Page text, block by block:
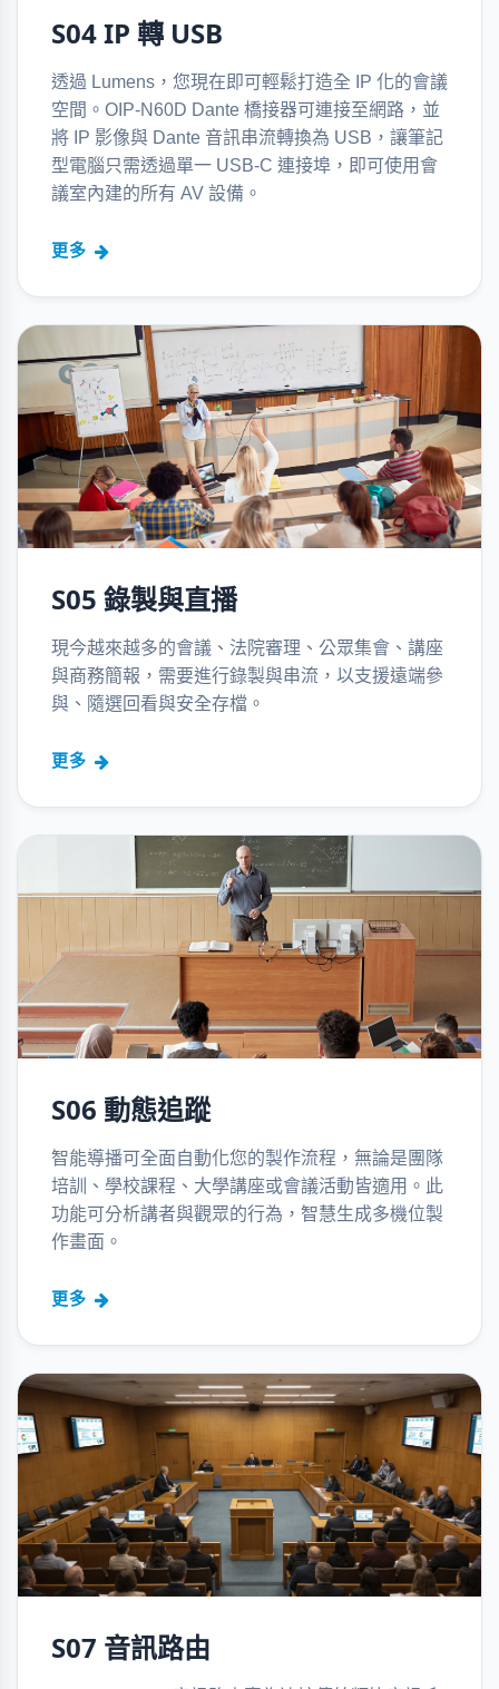
S04 IP 轉 USB
透過 Lumens，您現在即可輕鬆打造全 IP 化的會議
空間。OIP-N60D Dante 橋接器可連接至網路，並
將 IP 影像與 Dante 音訊串流轉換為 USB，讓筆記
型電腦只需透過單一 USB-C 連接埠，即可使用會
議室內建的所有 AV 設備。
更多
S05 錄製與直播
現今越來越多的會議、法院審理、公眾集會、講座
與商務簡報，需要進行錄製與串流，以支援遠端參
與、隨選回看與安全存檔。
更多
S06 動態追蹤
智能導播可全面自動化您的製作流程，無論是團隊
培訓、學校課程、大學講座或會議活動皆適用。此
功能可分析講者與觀眾的行為，智慧生成多機位製
作畫面。
更多
S07 音訊路由